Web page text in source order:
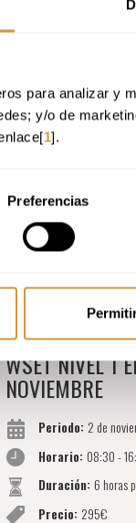
para analizar y
y/o de
1].
Preferencias
WSET NIVEL 1
NOVIEMBRE
Periodo: 2 de
Horario: 08:30 -
Duración: 6 horas
Precio: 295€